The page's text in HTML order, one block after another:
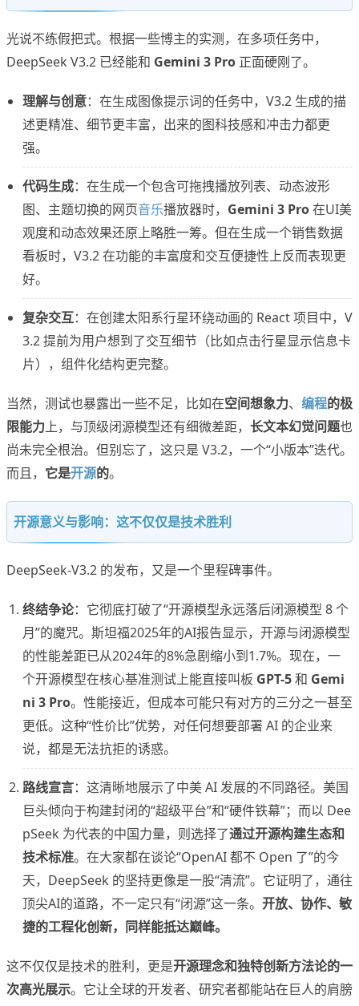
光说不练假把式。根据一些博主的实测，在多项任务中，
DeepSeek V3.2 已经能和 Gemini 3 Pro 正面硬刚了。
理解与创意：在生成图像提示词的任务中，V3.2 生成的描
述更精准、细节更丰富，出来的图科技感和冲击力都更
强。
代码生成：在生成一个包含可拖拽播放列表、动态波形
图、主题切换的网页音乐播放器时， Gemini 3 Pro在UI美
观度和动态效果还原上略胜一筹。但在生成一个销售数据
看板时，V3.2 在功能的丰富度和交互便捷性上反而表现更
好。
复杂交互：在创建太阳系行星环绕动画的 React 项目中，V
3.2 提前为用户想到了交互细节（比如点击行星显示信息卡
片），组件化结构更完整。
当然，测试也暴露出一些不足，比如在空间想象力、 编程的极
限能力上，与顶级闭源模型还有细微差距， 长文本幻觉问题也
尚未完全根治。但别忘了，这只是 V3.2，一个“小版本”迭代。
而且， 它是开源的。
开源意义与影响：这不仅仅是技术胜利
DeepSeek-V3.2 的发布，又是一个里程碑事件。
终结争论：它彻底打破了“开源模型永远落后闭源模型 8 个
月”的魔咒。斯坦福2025年的AI报告显示，开源与闭源模型
的性能差距已从2024年的8%急剧缩小到1.7%。现在，一
个开源模型在核心基准测试上能直接叫板 GPT-5和 Gemi
ni 3 Pro。性能接近，但成本可能只有对方的三分之一甚至
更低。这种“性价比”优势，对任何想要部署 AI 的企业来
说，都是无法抗拒的诱惑。
路线宣言：这清晰地展示了中美 AI 发展的不同路径。美国
巨头倾向于构建封闭的“超级平台”和“硬件铁幕”；而以 Dee
pSeek 为代表的中国力量，则选择了通过开源构建生态和
技术标准。在大家都在谈论“OpenAI 都不 Open 了”的今
天，DeepSeek 的坚持更像是一股“清流”。它证明了，通往
顶尖AI的道路，不一定只有“闭源”这一条。 开放、协作、敏
捷的工程化创新，同样能抵达巅峰。
这不仅仅是技术的胜利，更是开源理念和独特创新方法论的一
次高光展示。它让全球的开发者、研究者都能站在巨人的肩膀